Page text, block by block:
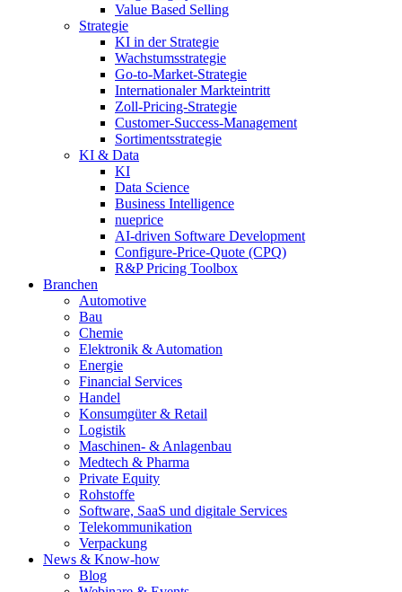
Value Based Selling
Strategie
KI in der Strategie
Wachstumsstrategie
Go-to-Market-Strategie
Internationaler Markteintritt
Zoll-Pricing-Strategie
Customer-Success-Management
Sortimentsstrategie
KI & Data
KI
Data Science
Business Intelligence
nueprice
AI-driven Software Development
Configure-Price-Quote (CPQ)
R&P Pricing Toolbox
Branchen
Automotive
Bau
Chemie
Elektronik & Automation
Energie
Financial Services
Handel
Konsumgüter & Retail
Logistik
Maschinen- & Anlagenbau
Medtech & Pharma
Private Equity
Rohstoffe
Software, SaaS und digitale Services
Telekommunikation
Verpackung
News & Know-how
Blog